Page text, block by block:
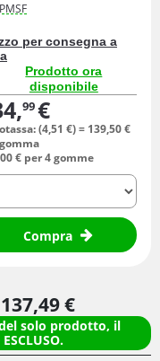
per consegna a
Prodotto ora
disponibile
99€
(4,51 €) = 139,50€
00€ per 4 gomme
Compra
137,49€
solo prodotto, il